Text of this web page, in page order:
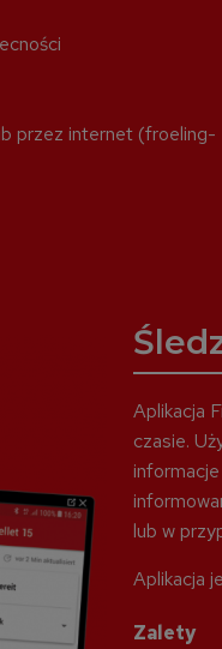
przez internet (froeling-
Aplikacja
czasie.
lub w
Aplikacja
Zalety